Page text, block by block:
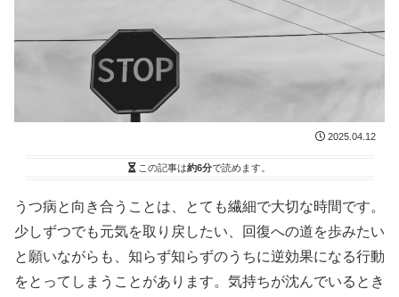
2025.04.12
この記事は約6分で読めます。
うつ病と向き合うことは、とても繊細で大切な時間です。
少しずつでも元気を取り戻したい、回復への道を歩みたい
と願いながらも、知らず知らずのうちに逆効果になる行動
をとってしまうことがあります。気持ちが沈んでいるとき